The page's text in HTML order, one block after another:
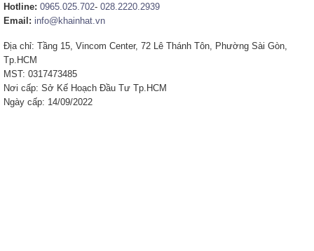
Hotline: 0965.025.702- 028.2220.2939
Email: info@khainhat.vn
Địa chỉ: Tầng 15, Vincom Center, 72 Lê Thánh Tôn, Phường Sài Gòn,
Tp.HCM
MST: 0317473485
Nơi cấp: Sở Kế Hoạch Đầu Tư Tp.HCM
Ngày cấp: 14/09/2022